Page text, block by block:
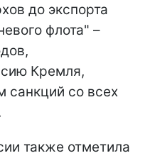
до экспорта
флота" –
Кремля,
санкций со всех
также отметила